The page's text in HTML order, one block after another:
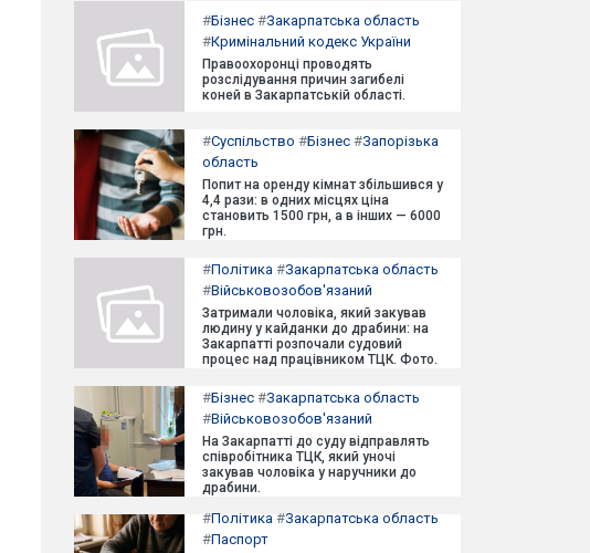
#Бізнес #Закарпатська область
#Кримінальний кодекс України
Правоохоронці проводять
розслідування причин загибелі
коней в Закарпатській області.
#Суспільство #Бізнес #Запорізька
область
Попит на оренду кімнат збільшився у
4,4 рази: в одних місцях ціна
становить 1500 грн, а в інших — 6000
грн.
#Політика #Закарпатська область
#Військовозобов'язаний
Затримали чоловіка, який закував
людину у кайданки до драбини: на
Закарпатті розпочали судовий
процес над працівником ТЦК. Фото.
#Бізнес #Закарпатська область
#Військовозобов'язаний
На Закарпатті до суду відправлять
співробітника ТЦК, який уночі
закував чоловіка у наручники до
драбини.
#Політика #Закарпатська область
#Паспорт